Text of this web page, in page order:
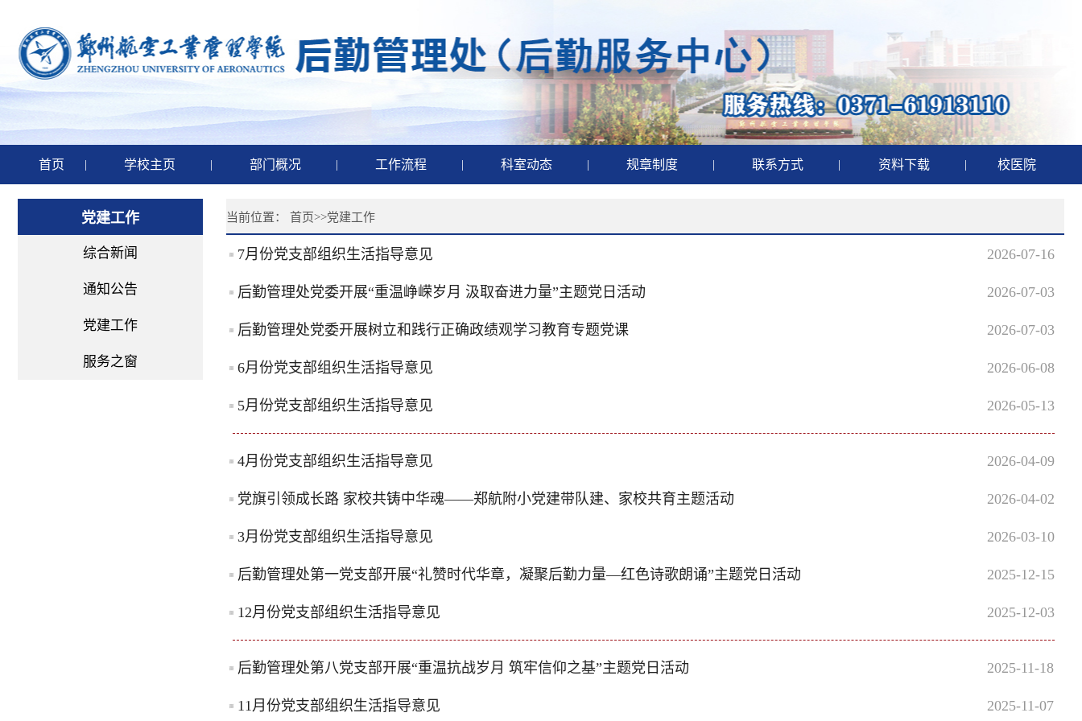
首页 | 学校主页 | 部门概况 | 工作流程 | 科室动态 | 规章制度 | 联系方式 | 资料下载 | 校医院
党建工作
综合新闻
通知公告
党建工作
服务之窗
当前位置： 首页>>党建工作
7月份党支部组织生活指导意见 2026-07-16
后勤管理处党委开展“重温峥嵘岁月 汲取奋进力量”主题党日活动 2026-07-03
后勤管理处党委开展树立和践行正确政绩观学习教育专题党课 2026-07-03
6月份党支部组织生活指导意见 2026-06-08
5月份党支部组织生活指导意见 2026-05-13
4月份党支部组织生活指导意见 2026-04-09
党旗引领成长路 家校共铸中华魂——郑航附小党建带队建、家校共育主题活动 2026-04-02
3月份党支部组织生活指导意见 2026-03-10
后勤管理处第一党支部开展“礼赞时代华章，凝聚后勤力量—红色诗歌朗诵”主题党日活动 2025-12-15
12月份党支部组织生活指导意见 2025-12-03
后勤管理处第八党支部开展“重温抗战岁月 筑牢信仰之基”主题党日活动 2025-11-18
11月份党支部组织生活指导意见 2025-11-07